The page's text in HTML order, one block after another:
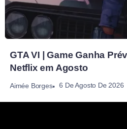
GTA VI | Game Ganha
Netflix em Agosto
Aimée Borges 6 De Agosto De 2026